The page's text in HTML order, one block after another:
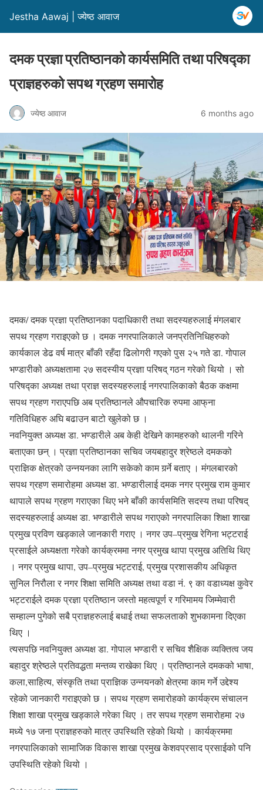
Jestha Aawaj | ज्येष्ठ आवाज
दमक प्रज्ञा प्रतिष्ठानको कार्यसमिति तथा परिषद्का
प्राज्ञहरुको सपथ ग्रहण समारोह
ज्येष्ठ आवाज 6 months ago
दमक/ दमक प्रज्ञा प्रतिष्ठानका पदाधिकारी तथा सदस्यहरुलाई मंगलबार
सपथ ग्रहण गराइएको छ । दमक नगरपालिकाले जनप्रतिनिधिहरुको
कार्यकाल डेढ वर्ष मात्र बाँकी रहँदा ढिलोगरी गएको पुस २५ गते डा. गोपाल
भण्डारीको अध्यक्षतामा २७ सदस्यीय प्रज्ञा परिषद् गठन गरेको थियो । सो
परिषद्का अध्यक्ष तथा प्राज्ञ सदस्यहरुलाई नगरपालिकाको बैठक कक्षमा
सपथ ग्रहण गराएपछि अब प्रतिष्ठानले औपचारिक रुपमा आफ्‌ना
गतिविधिहरु अघि बढाउन बाटो खुलेको छ ।
नवनियुक्त अध्यक्ष डा. भण्डारीले अब केही देखिने कामहरुको थालनी गरिने
बताएका छन् । प्रज्ञा प्रतिष्ठानका सचिव जयबहादुर श्रेष्ठले दमकको
प्राज्ञिक क्षेत्रको उन्नयनका लागि सकेको काम गर्र्ने बताए । मंगलबारको
सपथ ग्रहण समारोहमा अध्यक्ष डा. भण्डारीलाई दमक नगर प्रमुख राम कुमार
थापाले सपथ ग्रहण गराएका थिए भने बाँकी कार्यसमिति सदस्य तथा परिषद्
सदस्यहरुलाई अध्यक्ष डा. भण्डारीले सपथ गराएको नगरपालिका शिक्षा शाखा
प्रमुख प्रविण खड्काले जानकारी गराए । नगर उप–प्रमुख रेगिना भट्टराई
प्रसाईले अध्यक्षता गरेको कार्यक्रममा नगर प्रमुख थापा प्रमुख अतिथि थिए
। नगर प्रमुख थापा, उप–प्रमुख भट्टराई, प्रमुख प्रशासकीय अधिकृत
सुनिल निरौला र नगर शिक्षा समिति अध्यक्ष तथा वडा नं. ९ का वडाध्यक्ष कुवेर
भट्टराईले दमक प्रज्ञा प्रतिष्ठान जस्तो महत्वपूर्ण र गरिमामय जिम्मेवारी
सम्हाल्न पुगेको सबै प्राज्ञहरुलाई बधाई तथा सफलताको शुभकामना दिएका
थिए ।
त्यसपछि नवनियुक्त अध्यक्ष डा. गोपाल भण्डारी र सचिव शैक्षिक व्यक्तित्व जय
बहादुर श्रेष्ठले प्रतिवद्धता मन्तव्य राखेका थिए । प्रतिष्ठानले दमकको भाषा,
कला,साहित्य, संस्कृति तथा प्राज्ञिक उन्नयनको क्षेत्रमा काम गर्ने उद्देश्य
रहेको जानकारी गराइएको छ । सपथ ग्रहण समारोहको कार्यक्रम संचालन
शिक्षा शाखा प्रमुख खड्काले गरेका थिए । तर सपथ ग्रहण समारोहमा २७
मध्ये १७ जना प्राज्ञहरुको मात्र उपस्थिति रहेको थियो । कार्यक्रममा
नगरपालिकाको सामाजिक विकास शाखा प्रमुख केशवप्रसाद प्रसाईको पनि
उपस्थिति रहेको थियो ।